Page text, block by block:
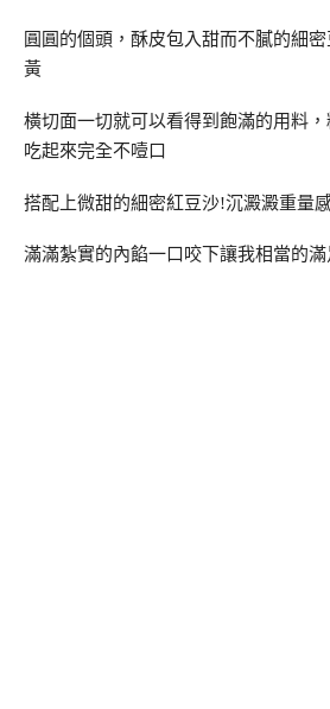
圓圓的個頭，酥皮包入甜而不膩的細
黃
橫切面一切就可以看得到飽滿的用料
吃起來完全不噎口
搭配上微甜的細密紅豆沙!沉澱澱重量
滿滿紮實的內餡一口咬下讓我相當的滿